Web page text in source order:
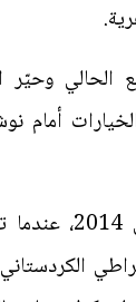
وحيّر
بعد نيسان/